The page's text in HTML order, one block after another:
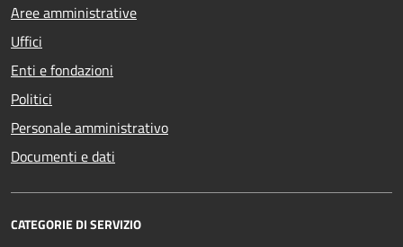
Aree amministrative
Uffici
Enti e fondazioni
Politici
Personale amministrativo
Documenti e dati
CATEGORIE DI SERVIZIO